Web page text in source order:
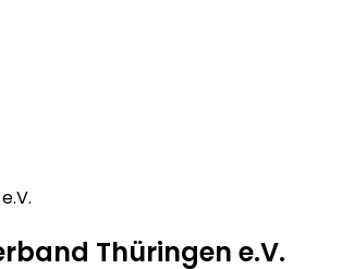
Thüringen e.V.